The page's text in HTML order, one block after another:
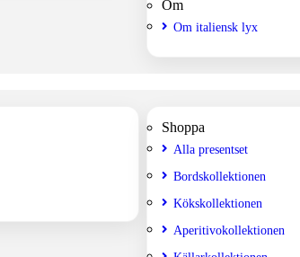
Om
Om italiensk lyx
Shoppa
Alla presentset
Bordskollektionen
Kökskollektionen
Aperitivokollektionen